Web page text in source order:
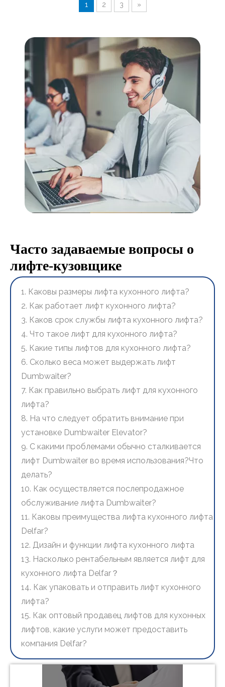
1 2 3 »
Часто задаваемые вопросы о
лифте-кузовщике
1. Каковы размеры лифта кухонного лифта?
2. Как работает лифт кухонного лифта?
3. Каков срок службы лифта кухонного лифта?
4. Что такое лифт для кухонного лифта?
5. Какие типы лифтов для кухонного лифта?
6. Сколько веса может выдержать лифт
Dumbwaiter?
7. Как правильно выбрать лифт для кухонного
лифта?
8. На что следует обратить внимание при
установке Dumbwaiter Elevator?
9. С какими проблемами обычно сталкивается
лифт Dumbwaiter во время использования?Что
делать?
10. Как осуществляется послепродажное
обслуживание лифта Dumbwaiter?
11. Каковы преимущества лифта кухонного лифта
Delfar?
12. Дизайн и функции лифта кухонного лифта
13. Насколько рентабельным является лифт для
кухонного лифта Delfar？
14. Как упаковать и отправить лифт кухонного
лифта?
15. Как оптовый продавец лифтов для кухонных
лифтов, какие услуги может предоставить
компания Delfar?